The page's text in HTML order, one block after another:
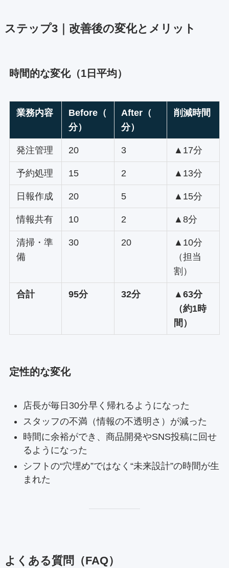
ステップ3｜改善後の変化とメリット
時間的な変化（1日平均）
業務内容
Before（
分）
After（
分）
削減時間
発注管理 20 3 ▲17分
予約処理 15 2 ▲13分
日報作成 20 5 ▲15分
情報共有 10 2 ▲8分
清掃・準
備
30 20
▲10分
（担当
割）
合計 95分 32分
▲63分
（約1時
間）
定性的な変化
店長が毎日30分早く帰れるようになった
スタッフの不満（情報の不透明さ）が減った
時間に余裕ができ、商品開発やSNS投稿に回せ
るようになった
シフトの“穴埋め”ではなく“未来設計”の時間が生
まれた
よくある質問（FAQ）